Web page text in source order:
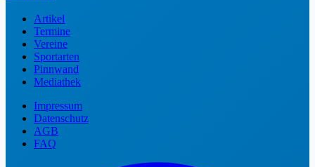
Artikel
Termine
Vereine
Sportarten
Pinnwand
Mediathek
Impressum
Datenschutz
AGB
FAQ